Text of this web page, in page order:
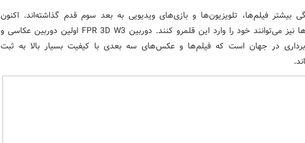
بیشتر فیلم‌ها، تلویزیون‌ها و بازی‌های ویدیویی به بعد سوم قدم گذاشته‌اند. اکنون
عکس‌ها نیز می‌توانند خود را وارد این قلمرو کنند. دوربین FPR 3D W3 اولین دوربین عکاسی و
در جهان است که فیلم‌ها و عکس‌های سه بعدی با کیفیت بسیار بالا به ثبت